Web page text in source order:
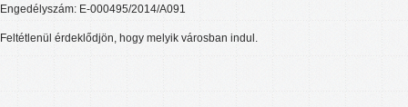
Engedélyszám: E-000495/2014/A091
Feltétlenül érdeklődjön, hogy melyik városban indul.